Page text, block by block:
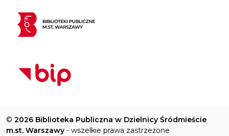
© 2026 Biblioteka Publiczna w Dzielnicy Śródmieście
m.st. Warszawy - wszelkie prawa zastrzeżone